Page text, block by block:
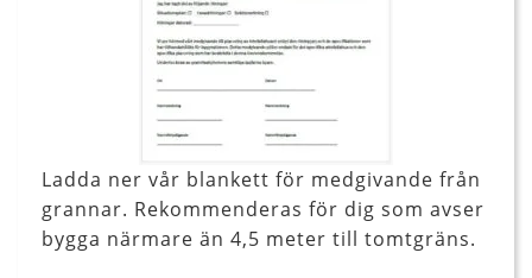
Ladda ner vår blankett för medgivande från
grannar. Rekommenderas för dig som avser
bygga närmare än 4,5 meter till tomtgräns.